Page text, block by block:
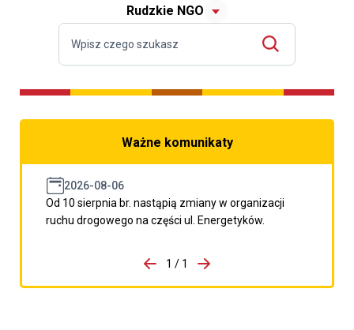
Rudzkie NGO
Ważne komunikaty
2026-08-06
Od 10 sierpnia br. nastąpią zmiany w organizacji
ruchu drogowego na części ul. Energetyków.
porzpedniego komunikatu
1 / 1
Przejdź do następnego